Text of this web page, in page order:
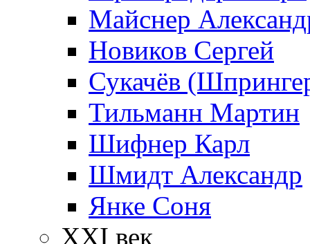
Майснер
Новиков Сергей
Сукачёв
Тильманн Мартин
Шифнер Карл
Шмидт Александр
Янке Соня
XXI век